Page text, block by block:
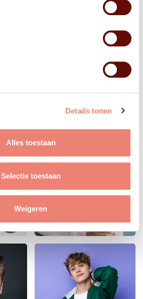
Details tonen
Alles toestaan
Selectie toestaan
Weigeren